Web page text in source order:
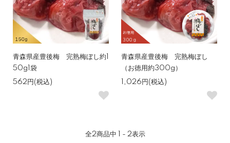
青森県産豊後梅 完熟梅ぼし約1
50g1袋
562円(税込)
青森県産豊後梅 完熟梅ぼし
（お徳用約300g）
1,026円(税込)
全2商品中 1 - 2表示